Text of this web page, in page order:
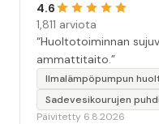
4.6
1,811 arviota
“Huoltotoiminnan
ammattitaito.”
Ilmalämpöpumpun
Sadevesikourujen
Päivitetty 6.8.2026